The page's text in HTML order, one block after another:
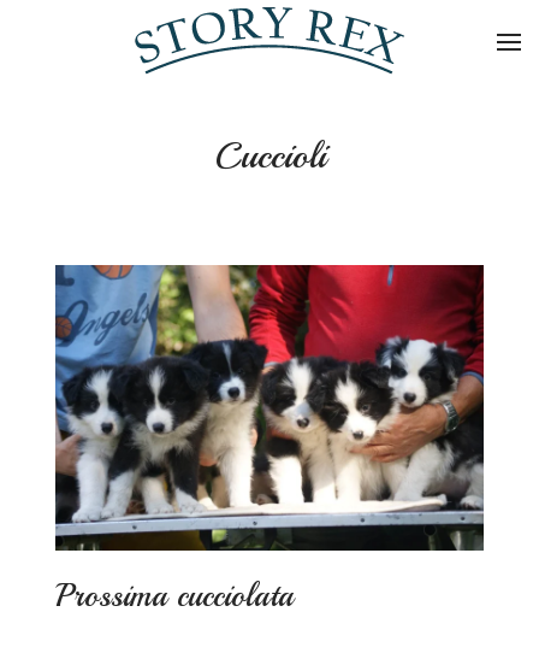
Skip to main content
Cuccioli
Prossima cucciolata